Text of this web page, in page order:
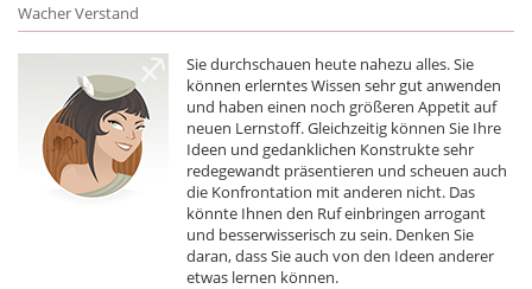
Wacher Verstand
Sie durchschauen heute nahezu alles. Sie
können erlerntes Wissen sehr gut anwenden
und haben einen noch größeren Appetit auf
neuen Lernstoff. Gleichzeitig können Sie Ihre
Ideen und gedanklichen Konstrukte sehr
redegewandt präsentieren und scheuen auch
die Konfrontation mit anderen nicht. Das
könnte Ihnen den Ruf einbringen arrogant
und besserwisserisch zu sein. Denken Sie
daran, dass Sie auch von den Ideen anderer
etwas lernen können.